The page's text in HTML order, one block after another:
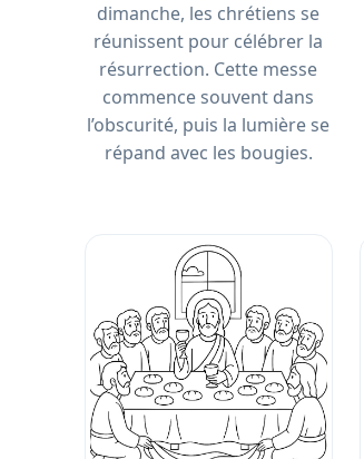
dimanche, les chrétiens se
réunissent pour célébrer la
résurrection. Cette messe
commence souvent dans
l’obscurité, puis la lumière se
répand avec les bougies.